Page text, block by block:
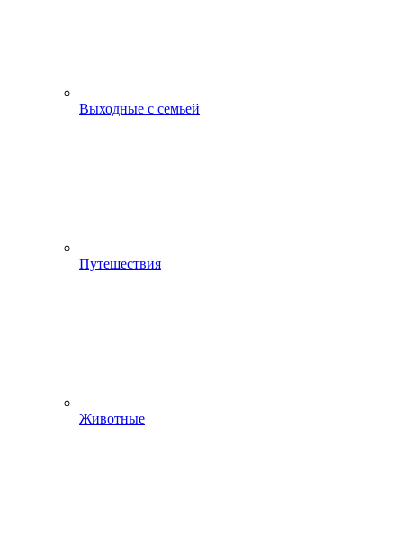
Выходные с семьей
Путешествия
Животные